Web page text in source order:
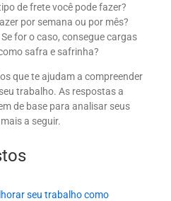
de frete você pode fazer?
por semana ou por mês?
for o caso, consegue cargas
safra e safrinha?
que te ajudam a compreender
trabalho. As respostas a
de base para analisar seus
a seguir.
seu trabalho como